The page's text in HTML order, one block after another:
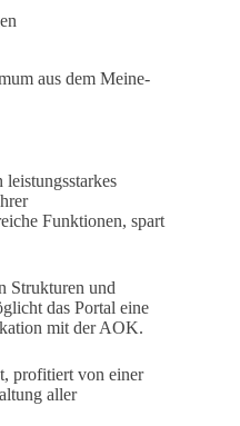
aus dem Meine-
Funktionen, spart
Strukturen und
das Portal eine
mit der AOK.
profitiert von einer
aller